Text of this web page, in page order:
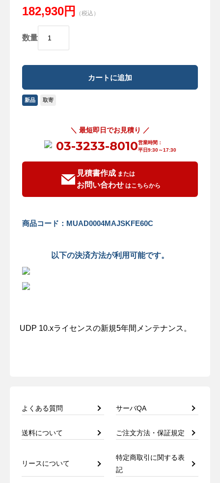
182,930円 （税込）
数量
新品 取寄
＼ 最短即日でお見積り ／
03-3233-8010営業時間：
平日9:30～17:30
見積書作成または
お問い合わせはこちらから
商品コード：MUAD0004MAJSKFE60C
以下の決済方法が利用可能です。
UDP 10.xライセンスの新規5年間メンテナンス。
よくある質問 サーバQA
送料について ご注文方法・保証規定
リースについて
特定商取引に関する表
記